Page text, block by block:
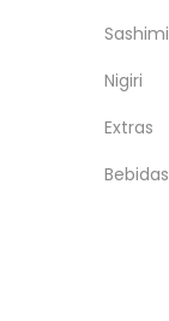
Sashimi
Nigiri
Extras
Bebidas